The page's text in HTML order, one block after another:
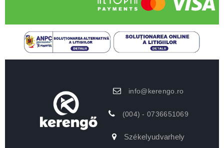
info@kerengo.ro
(004) - 0736651069
Székelyudvarhely